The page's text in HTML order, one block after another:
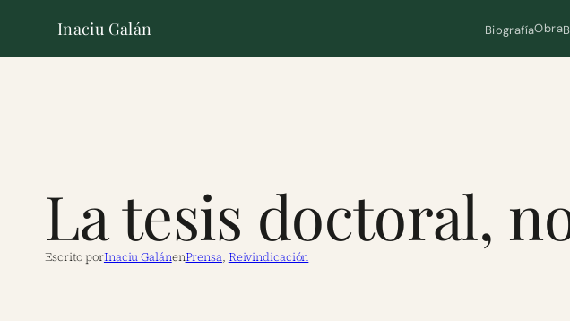
Inaciu Galán BiografíaObra
La tesis doctoral,
Escrito porInaciu GalánenPrensa, Reivindicación